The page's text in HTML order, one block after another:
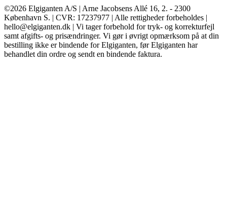
©2026 Elgiganten A/S | Arne Jacobsens Allé 16, 2. - 2300
København S. | CVR: 17237977 | Alle rettigheder forbeholdes |
hello@elgiganten.dk | Vi tager forbehold for tryk- og korrekturfejl
samt afgifts- og prisændringer. Vi gør i øvrigt opmærksom på at din
bestilling ikke er bindende for Elgiganten, før Elgiganten har
behandlet din ordre og sendt en bindende faktura.